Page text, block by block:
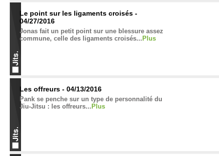
Le point sur les ligaments croisés -
04/27/2016
Jonas fait un petit point sur une blessure assez
commune, celle des ligaments croisés... Plus
Les offreurs - 04/13/2016
Pank se penche sur un type de personnalité du
Jiu-Jitsu : les offreurs... Plus